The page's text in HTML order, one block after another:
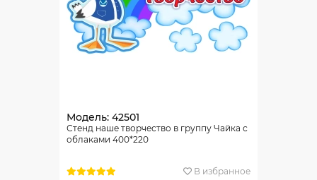
Модель: 42501
Стенд наше творчество в группу Чайка с
облаками 400*220
В избранное